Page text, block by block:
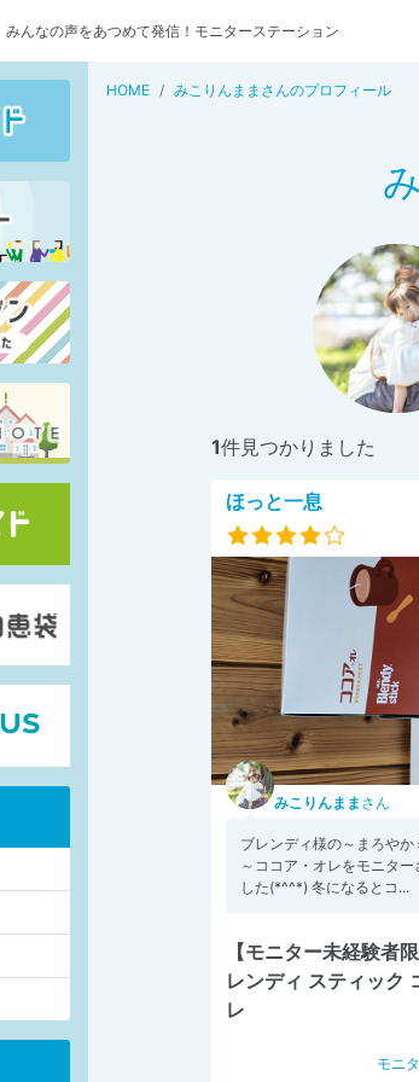
みんなの声をあつめて発信！モニターステーション
HOME みこりんままさんのプロフィール
1件見つかりました
ほっと一息
みこりんまま さん
ブレンディ様の～まろやか
～ココア・オレをモニター
した(*^^*) 冬になるとコ...
【モニター未経験者
レンディ スティック
レ
モニ